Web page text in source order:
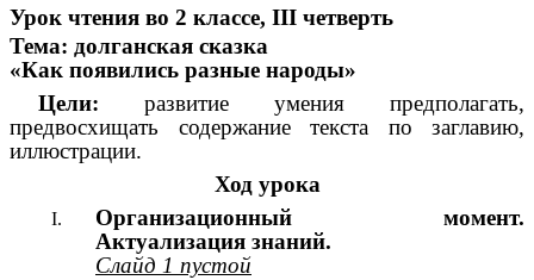
Урок чтения во 2 классе, III четверть
Тема: долганская сказка
«Как появились разные народы»
Цели: развитие умения предполагать,
предвосхищать содержание текста по заглавию,
иллюстрации.
Ход урока
Организационный момент.
Актуализация знаний.
Слайд 1 пустой